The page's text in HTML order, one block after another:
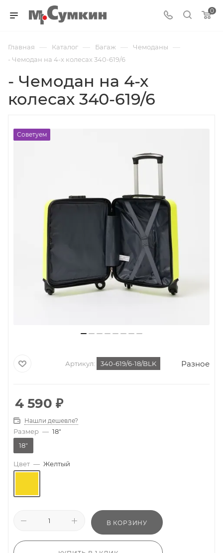
0
Главная — Каталог — Багаж — Чемоданы —
- Чемодан на 4-х колесах 340-619/6
- Чемодан на 4-х
колесах 340-619/6
Советуем
Артикул: 340-619/6-18/BLK Разное
4 590 ₽
Нашли дешевле?
Размер — 18"
18"
Цвет — Желтый
В КОРЗИНУ